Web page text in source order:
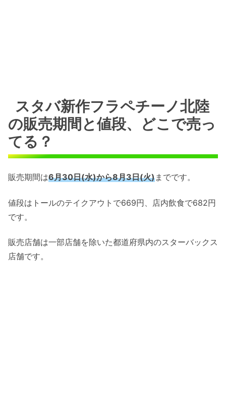
スタバ新作フラペチーノ北陸
の販売期間と値段、どこで売っ
てる？
販売期間は6月30日(水)から8月3日(火)までです。
値段はトールのテイクアウトで669円、店内飲食で682円
です。
販売店舗は一部店舗を除いた都道府県内のスターバックス
店舗です。